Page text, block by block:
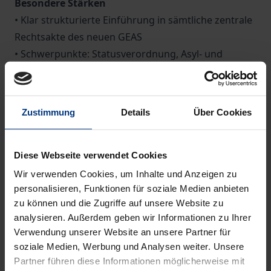
Zustimmung Details Über Cookies
Diese Webseite verwendet Cookies
Wir verwenden Cookies, um Inhalte und Anzeigen zu
personalisieren, Funktionen für soziale Medien anbieten
zu können und die Zugriffe auf unsere Website zu
analysieren. Außerdem geben wir Informationen zu Ihrer
Verwendung unserer Website an unsere Partner für
soziale Medien, Werbung und Analysen weiter. Unsere
Partner führen diese Informationen möglicherweise mit
Besondere Stärken
• Klar strukturierte Einführung in sämtliche zentrale
Rechtsakte des neuen GEAS
• Schwerpunkte: Statusverordnung, Asyl‑ und
Migrationsmanagement‑Verordnung und
Asylverfahrensverordnung
• Auswirkungen auf das deutsche Asyl‑ und
Aufenthaltsrecht (GEAS‑Anpassungsgesetz)
und Übergangsregelungen
• Einordnung aktueller unionsrechtlicher
Änderungsbeschlüsse bis Anfang 2026
• Offene unions‑ und verfassungsrechtliche
Problemlagen berücksichtigt
Auf einen Blick